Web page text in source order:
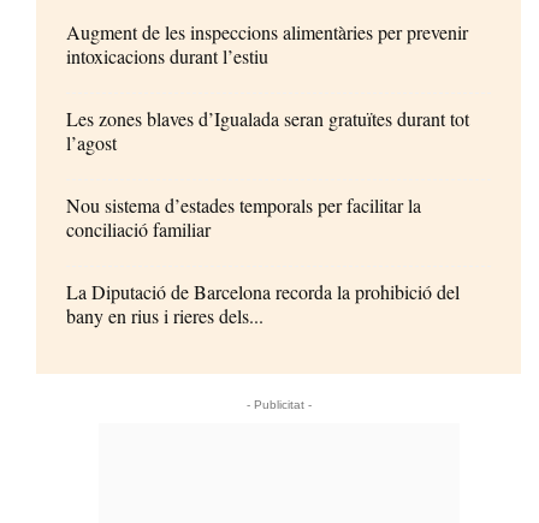
Augment de les inspeccions alimentàries per prevenir
intoxicacions durant l’estiu
Les zones blaves d’Igualada seran gratuïtes durant tot
l’agost
Nou sistema d’estades temporals per facilitar la
conciliació familiar
La Diputació de Barcelona recorda la prohibició del
bany en rius i rieres dels...
- Publicitat -